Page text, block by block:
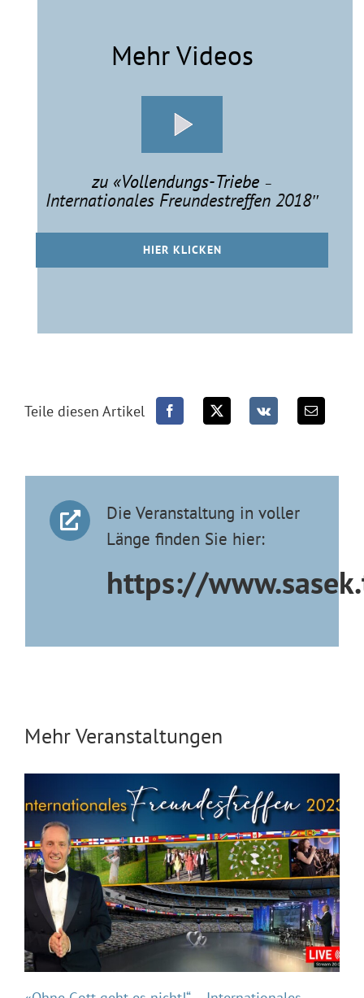
Mehr Videos
zu «Vollendungs-Triebe –
Internationales Freundestreffen 2018″
HIER KLICKEN
Teile diesen Artikel
Die Veranstaltung in voller
Länge finden Sie hier:
https://
Mehr Veranstaltungen